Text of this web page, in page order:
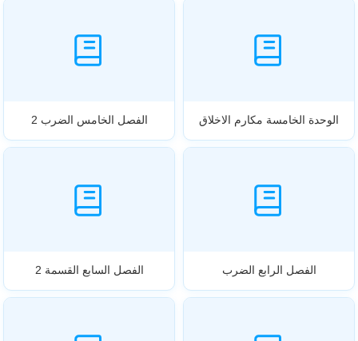
الوحدة الخامسة مكارم الاخلاق الفصل الخامس الضرب 2
الفصل الرابع الضرب الفصل السابع القسمة 2